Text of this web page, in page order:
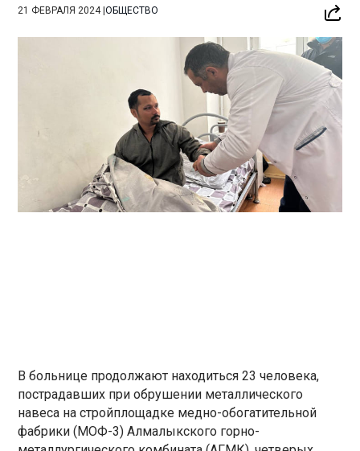
21 ФЕВРАЛЯ 2024|ОБЩЕСТВО
В больнице продолжают находиться 23 человека,
пострадавших при обрушении металлического
навеса на стройплощадке медно-обогатительной
фабрики (МОФ-3) Алмалыкского горно-